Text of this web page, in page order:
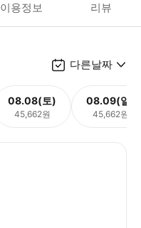
이용정보 리뷰
다른날짜
08.08(토)
45,662원
08.09(일)
45,662원